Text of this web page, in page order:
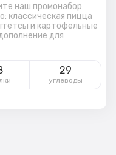
наш промонабор
классическая пицца
и картофельные
для
29
углеводы